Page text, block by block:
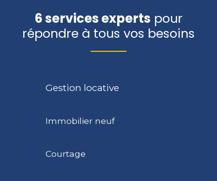
6 services experts pour
répondre à tous vos besoins
Gestion locative
Immobilier neuf
Courtage